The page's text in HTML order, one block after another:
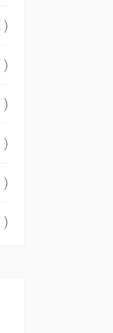
)
)
)
)
)
)